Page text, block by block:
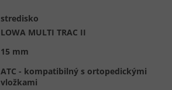
stredisko
LOWA MULTI TRAC II
15 mm
ATC - kompatibilný s ortopedickými
vložkami